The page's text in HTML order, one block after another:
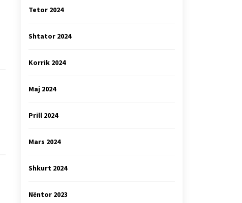
Tetor 2024
Shtator 2024
Korrik 2024
Maj 2024
Prill 2024
Mars 2024
Shkurt 2024
Nëntor 2023